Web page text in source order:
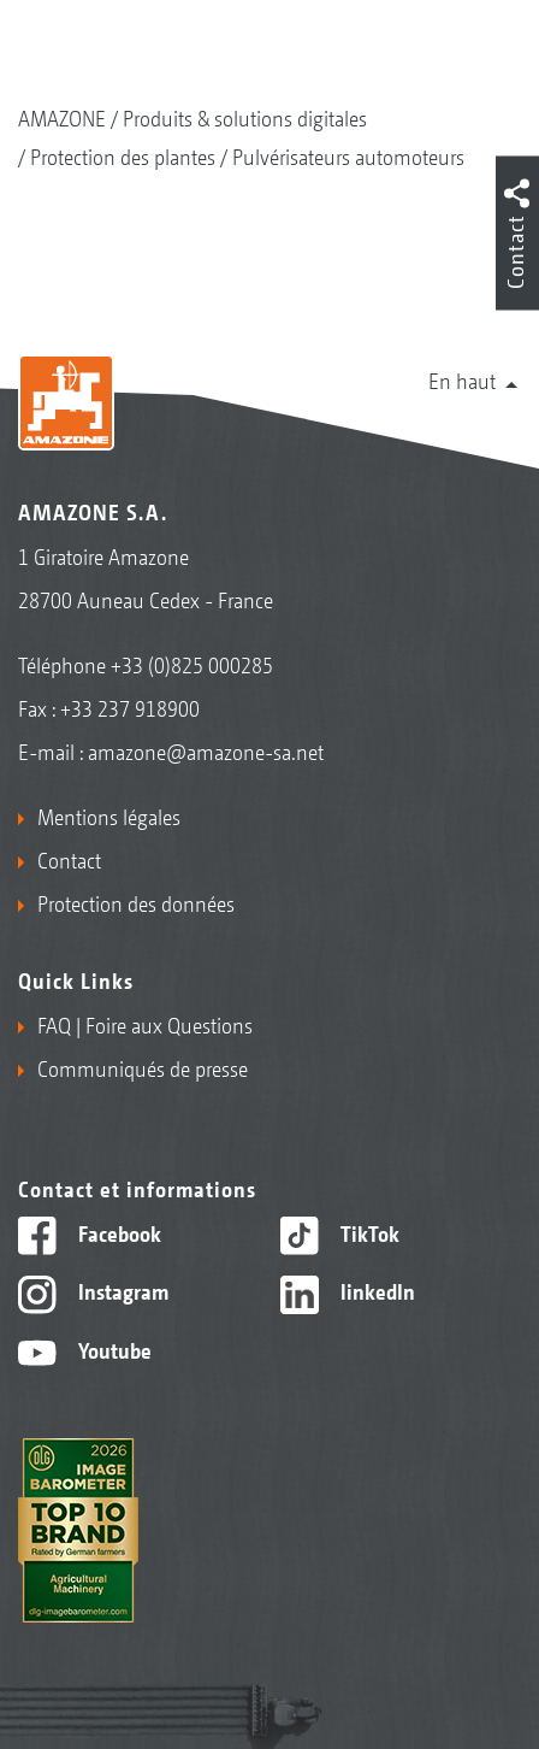
AMAZONE
Produits & solutions digitales
Protection des plantes
Pulvérisateurs automoteurs
En haut
AMAZONE S.A.
1 Giratoire Amazone
28700 Auneau Cedex - France
Téléphone+33 (0)825 000285
Fax : +33 237 918900
E-mail : amazone@amazone-sa.net
Mentions légales
Contact
Protection des données
Quick Links
FAQ | Foire aux Questions
Communiqués de presse
Contact et informations
Facebook
Instagram
Youtube
TikTok
linkedIn
Contact